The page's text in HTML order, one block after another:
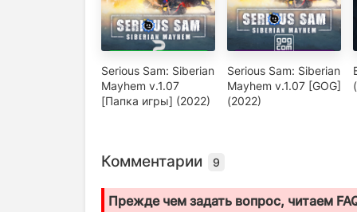
Serious Sam: Siberian
Mayhem v.1.07
[Папка игры] (2022)
Serious Sam: Siberian
Mayhem v.1.07 [GOG]
(2022)
Комментарии 9
Прежде чем задать вопрос, читаем